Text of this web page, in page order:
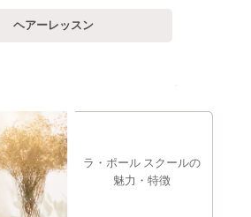
ヘアーレッスン
ラ・ポール スクールの
魅力・特徴